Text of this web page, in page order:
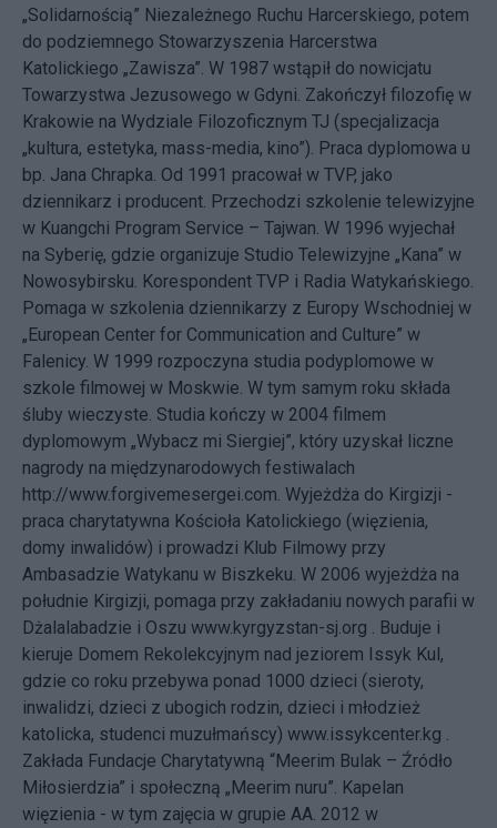
„Solidarnością” Niezależnego Ruchu Harcerskiego, potem
do podziemnego Stowarzyszenia Harcerstwa
Katolickiego „Zawisza”. W 1987 wstąpił do nowicjatu
Towarzystwa Jezusowego w Gdyni. Zakończył filozofię w
Krakowie na Wydziale Filozoficznym TJ (specjalizacja
„kultura, estetyka, mass-media, kino”). Praca dyplomowa u
bp. Jana Chrapka. Od 1991 pracował w TVP, jako
dziennikarz i producent. Przechodzi szkolenie telewizyjne
w Kuangchi Program Service – Tajwan. W 1996 wyjechał
na Syberię, gdzie organizuje Studio Telewizyjne „Kana” w
Nowosybirsku. Korespondent TVP i Radia Watykańskiego.
Pomaga w szkolenia dziennikarzy z Europy Wschodniej w
„European Center for Communication and Culture” w
Falenicy. W 1999 rozpoczyna studia podyplomowe w
szkole filmowej w Moskwie. W tym samym roku składa
śluby wieczyste. Studia kończy w 2004 filmem
dyplomowym „Wybacz mi Siergiej”, który uzyskał liczne
nagrody na międzynarodowych festiwalach
http://www.forgivemesergei.com. Wyjeżdża do Kirgizji -
praca charytatywna Kościoła Katolickiego (więzienia,
domy inwalidów) i prowadzi Klub Filmowy przy
Ambasadzie Watykanu w Biszkeku. W 2006 wyjeżdża na
południe Kirgizji, pomaga przy zakładaniu nowych parafii w
Dżalalabadzie i Oszu www.kyrgyzstan-sj.org . Buduje i
kieruje Domem Rekolekcyjnym nad jeziorem Issyk Kul,
gdzie co roku przebywa ponad 1000 dzieci (sieroty,
inwalidzi, dzieci z ubogich rodzin, dzieci i młodzież
katolicka, studenci muzułmańscy) www.issykcenter.kg .
Zakłada Fundacje Charytatywną “Meerim Bulak – Źródło
Miłosierdzia” i społeczną „Meerim nuru”. Kapelan
więzienia - w tym zajęcia w grupie AA. 2012 w